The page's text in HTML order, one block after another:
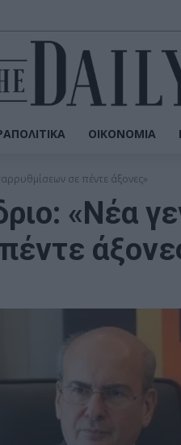
ΟΙΚΟΝΟΜΊΑ
σε πέντε άξονες»
«Νέα